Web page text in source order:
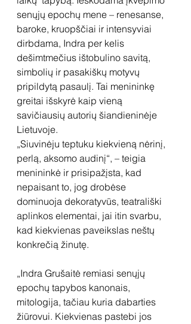
senųjų epochų mene – renesanse,
baroke, kruopščiai ir intensyviai
dirbdama, Indra per kelis
dešimtmečius ištobulino savitą,
simbolių ir pasakiškų motyvų
pripildytą pasaulį. Tai menininkę
greitai išskyrė kaip vieną
savičiausių autorių šiandieninėje
Lietuvoje.
„Siuvinėju teptuku kiekvieną nėrinį,
perlą, aksomo audinį“, – teigia
menininkė ir prisipažįsta, kad
nepaisant to, jog drobėse
dominuoja dekoratyvūs, teatrališki
aplinkos elementai, jai itin svarbu,
kad kiekvienas paveikslas neštų
konkrečią žinutę.
„Indra Grušaitė remiasi senųjų
epochų tapybos kanonais,
mitologija, tačiau kuria dabarties
žiūrovui. Kiekvienas pastebi jos